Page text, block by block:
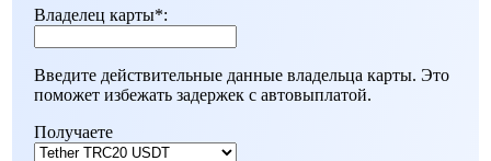
Владелец карты*:
Введите действительные данные владельца карты. Это
поможет избежать задержек с автовыплатой.
Получаете